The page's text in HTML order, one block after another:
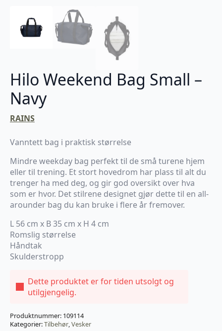
Hilo Weekend Bag Small –
Navy
RAINS
Vanntett bag i praktisk størrelse
Mindre weekday bag perfekt til de små turene hjem
eller til trening. Et stort hovedrom har plass til alt du
trenger ha med deg, og gir god oversikt over hva
som er hvor. Det stilrene designet gjør dette til en all-
arounder bag du kan bruke i flere år fremover.
L 56 cm x B 35 cm x H 4 cm
Romslig størrelse
Håndtak
Skulderstropp
Dette produktet er for tiden utsolgt og
utilgjengelig.
Produktnummer: 109114
Kategorier:Tilbehør,Vesker